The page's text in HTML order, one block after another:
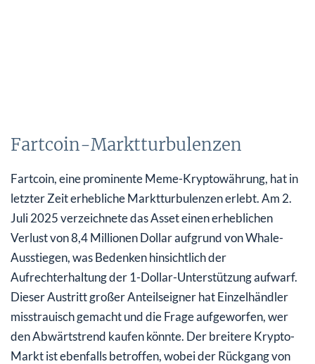
Fartcoin-Marktturbulenzen
Fartcoin, eine prominente Meme-Kryptowährung, hat in
letzter Zeit erhebliche Marktturbulenzen erlebt. Am 2.
Juli 2025 verzeichnete das Asset einen erheblichen
Verlust von 8,4 Millionen Dollar aufgrund von Whale-
Ausstiegen, was Bedenken hinsichtlich der
Aufrechterhaltung der 1-Dollar-Unterstützung aufwarf.
Dieser Austritt großer Anteilseigner hat Einzelhändler
misstrauisch gemacht und die Frage aufgeworfen, wer
den Abwärtstrend kaufen könnte. Der breitere Krypto-
Markt ist ebenfalls betroffen, wobei der Rückgang von